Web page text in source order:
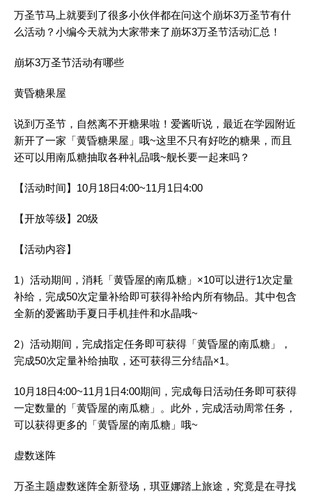
万圣节马上就要到了很多小伙伴都在问这个崩坏3万圣节有什
么活动？小编今天就为大家带来了崩坏3万圣节活动汇总！
崩坏3万圣节活动有哪些
黄昏糖果屋
说到万圣节，自然离不开糖果啦！爱酱听说，最近在学园附近
新开了一家「黄昏糖果屋」哦~这里不只有好吃的糖果，而且
还可以用南瓜糖抽取各种礼品哦~舰长要一起来吗？
【活动时间】10月18日4:00~11月1日4:00
【开放等级】20级
【活动内容】
1）活动期间，消耗「黄昏屋的南瓜糖」×10可以进行1次定量
补给，完成50次定量补给即可获得补给内所有物品。其中包含
全新的爱酱助手夏日手机挂件和水晶哦~
2）活动期间，完成指定任务即可获得「黄昏屋的南瓜糖」，
完成50次定量补给抽取，还可获得三分结晶×1。
10月18日4:00~11月1日4:00期间，完成每日活动任务即可获得
一定数量的「黄昏屋的南瓜糖」。此外，完成活动周常任务，
可以获得更多的「黄昏屋的南瓜糖」哦~
虚数迷阵
万圣主题虚数迷阵全新登场，琪亚娜踏上旅途，究竟是在寻找